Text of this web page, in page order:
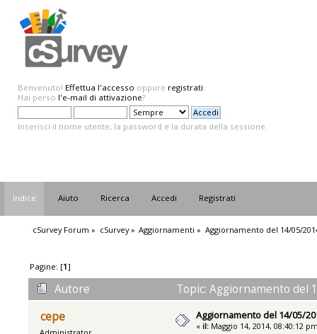
Benvenuto! Effettua l'accesso oppure registrati.
Hai perso l'e-mail di attivazione?
Inserisci il nome utente, la password e la durata della sessione.
Indice Aiuto Ricerca Accedi Registrati
cSurvey Forum » cSurvey» Aggiornamenti » Aggiornamento del 14/05/
Pagine: [1]
Autore
Topic: Aggiornamento del
cepe
Aggiornamento del 14/05/
« il: Maggio 14, 2014, 08:40:12